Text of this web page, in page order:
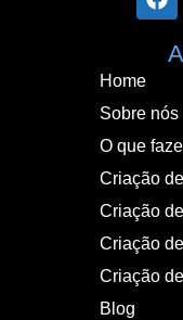
Home
Sobre nós
O que
Criação
Criação
Criação
Criação
Blog